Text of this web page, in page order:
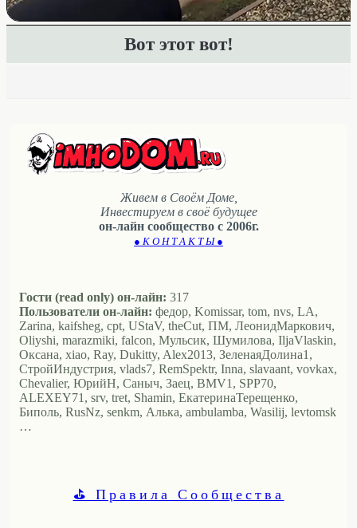
Вот этот вот!
Живем в Своём Доме,
Инвестируем в своё будущее
он-лайн сообщество с 2006г.
● К О Н Т А К Т Ы ●
Гости (read only) он-лайн: 317
Пользователи он-лайн: федор, Komissar, tom, nvs, LA,
Zarina, kaifsheg, cpt, UStaV, theCut, ПМ, ЛеонидМаркович,
Oliyshi, marazmiki, falcon, Мульсик, Шумилова, IljaVlaskin,
Оксана, xiao, Ray, Dukitty, Alex2013, ЗеленаяДолина1,
СтройИндустрия, vlads7, RemSpektr, Inna, slavaant, vovkax,
Chevalier, ЮрийН, Саныч, Заец, BMV1, SPP70,
ALEXEY71, srv, tret, Shamin, ЕкатеринаТерещенко,
Биполь, RusNz, senkm, Алька, ambulamba, Wasilij, levtomsk
…
⛳ Правила Сообщества